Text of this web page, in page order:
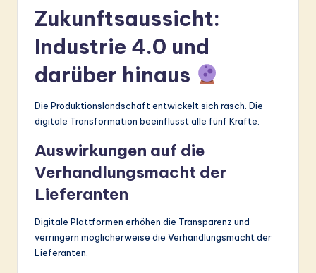
Zukunftsaussicht:
Industrie 4.0 und
darüber hinaus
Die Produktionslandschaft entwickelt sich rasch. Die
digitale Transformation beeinflusst alle fünf Kräfte.
Auswirkungen auf die
Verhandlungsmacht der
Lieferanten
Digitale Plattformen erhöhen die Transparenz und
verringern möglicherweise die Verhandlungsmacht der
Lieferanten.